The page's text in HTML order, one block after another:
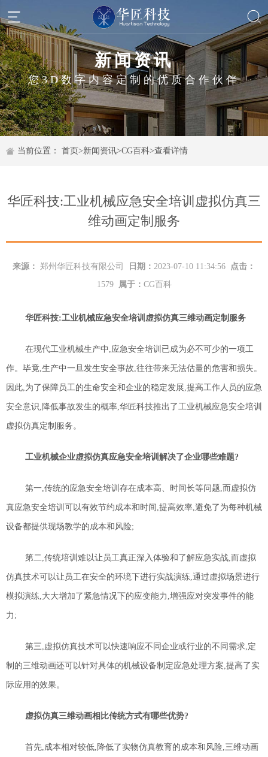
新闻资讯
您3D数字内容定制的优质合作伙伴
当前位置： 首页>新闻资讯>CG百科>查看详情
华匠科技:工业机械应急安全培训虚拟仿真三
维动画定制服务
来源： 郑州华匠科技有限公司 日期： 2023-07-10 11:34:56
点击：
1579
属于： CG百科
华匠科技:工业机械应急安全培训虚拟仿真三维动画定制服务
在现代工业机械生产中,应急安全培训已成为必不可少的一项工
作。毕竟,生产中一旦发生安全事故,往往带来无法估量的危害和损失。
因此,为了保障员工的生命安全和企业的稳定发展,提高工作人员的应急
安全意识,降低事故发生的概率,华匠科技推出了工业机械应急安全培训
虚拟仿真定制服务。
工业机械企业虚拟仿真应急安全培训解决了企业哪些难题?
第一, 传统的应急安全培训存在成本高、时间长等问题,而虚拟仿
真应急安全培训可以有效节约成本和时间,提高效率 避免了为每种机械
设备都提供现场教学的成本和风险;
第二, 传统培训难以让员工真正深入体验和了解应急实战,而虚拟
仿真技术可以让员工在安全的环境下进行实战演练,通过虚拟场景进行
模拟演练,大大增加了 紧急情况下的应变能力 增强应对突发事件的能
力;
第三, 虚拟仿真技术可以快速响应不同企业或行业的不同需求,定
制的三维动画还可以针对具体的机械设备制定应急处理方案,提高了实
际应用的效果。
虚拟仿真三维动画相比传统方式有哪些优势?
首先 成本相对较低,降低了实物仿真教育的成本和风险 三维动画